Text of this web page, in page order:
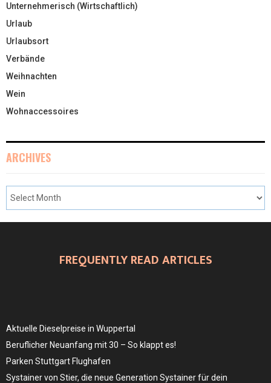
Unternehmerisch (Wirtschaftlich)
Urlaub
Urlaubsort
Verbände
Weihnachten
Wein
Wohnaccessoires
ARCHIVES
FREQUENTLY READ ARTICLES
Aktuelle Dieselpreise in Wuppertal
Beruflicher Neuanfang mit 30 – So klappt es!
Parken Stuttgart Flughafen
Systainer von Stier, die neue Generation Systainer für dein